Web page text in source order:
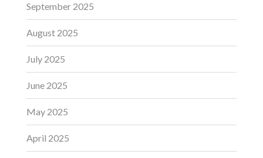
September 2025
August 2025
July 2025
June 2025
May 2025
April 2025